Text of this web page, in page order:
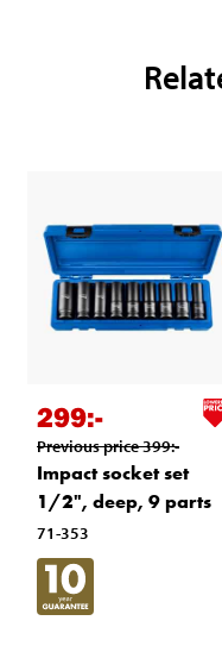
299:-
Previous price399:-
Impact socket set
1/2", deep, 9 parts
71-353